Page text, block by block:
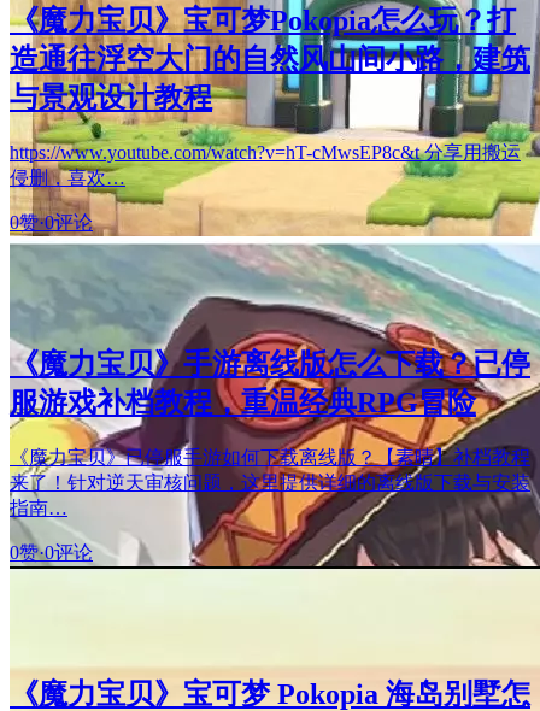
《魔力宝贝》宝可梦Pokopia怎么玩？打
造通往浮空大门的自然风山间小路，建筑
与景观设计教程
https://www.youtube.com/watch?v=hT-cMwsEP8c&t 分享用搬运
侵删，喜欢…
0赞·0评论
《魔力宝贝》手游离线版怎么下载？已停
服游戏补档教程，重温经典RPG冒险
《魔力宝贝》已停服手游如何下载离线版？【素晴】补档教程
来了！针对逆天审核问题，这里提供详细的离线版下载与安装
指南…
0赞·0评论
《魔力宝贝》宝可梦 Pokopia 海岛别墅怎